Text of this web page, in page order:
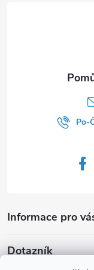
Informace pro
Po-
Dotazník